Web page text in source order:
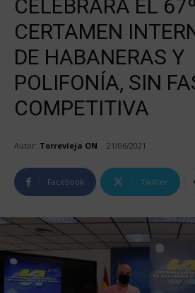
CELEBRARÁ EL 67º
CERTAMEN
DE HABANERAS Y
POLIFONÍA, SIN
COMPETITIVA
Autor: Torrevieja ON 21/06/2021
Facebook Twitter